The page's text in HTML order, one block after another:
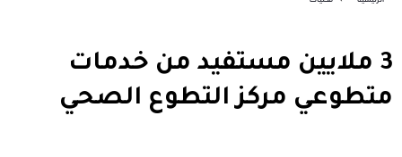
3 ملايين مستفيد من خدمات
متطوعي مركز التطوع الصحي